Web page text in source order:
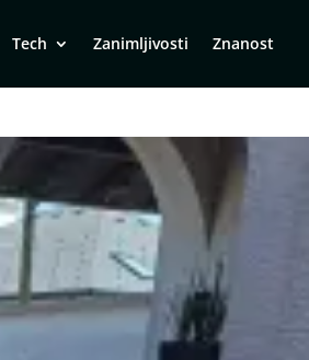
Tech Zanimljivosti Znanost